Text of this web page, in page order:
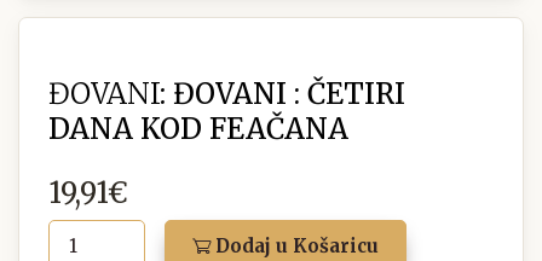
ĐOVANI: ĐOVANI : ČETIRI
DANA KOD FEAČANA
19,91€
Dodaj u Košaricu